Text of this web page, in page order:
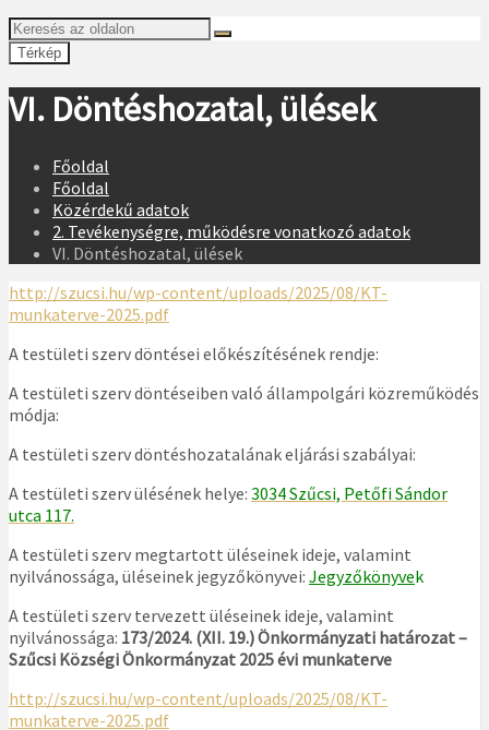
Térkép
VI. Döntéshozatal, ülések
Főoldal
Főoldal
Közérdekű adatok
2. Tevékenységre, működésre vonatkozó adatok
VI. Döntéshozatal, ülések
http://szucsi.hu/wp-content/uploads/2025/08/KT-
munkaterve-2025.pdf
A testületi szerv döntései előkészítésének rendje:
A testületi szerv döntéseiben való állampolgári közreműködés
módja:
A testületi szerv döntéshozatalának eljárási szabályai:
A testületi szerv ülésének helye: 3034 Szűcsi, Petőfi Sándor
utca 117.
A testületi szerv megtartott üléseinek ideje, valamint
nyilvánossága, üléseinek jegyzőkönyvei: Jegyzőkönyvek
A testületi szerv tervezett üléseinek ideje, valamint
nyilvánossága: 173/2024. (XII. 19.) Önkormányzati határozat –
Szűcsi Községi Önkormányzat 2025 évi munkaterve
http://szucsi.hu/wp-content/uploads/2025/08/KT-
munkaterve-2025.pdf